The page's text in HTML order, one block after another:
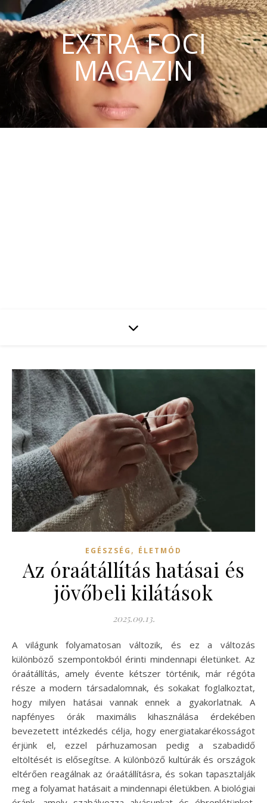
EXTRA FOCI
MAGAZIN
EGÉSZSÉG , ÉLETMÓD
Az óraátállítás hatásai és
jövőbeli kilátások
2025.09.13.
A világunk folyamatosan változik, és ez a változás
különböző szempontokból érinti mindennapi életünket. Az
óraátállítás, amely évente kétszer történik, már régóta
része a modern társadalomnak, és sokakat foglalkoztat,
hogy milyen hatásai vannak ennek a gyakorlatnak. A
napfényes órák maximális kihasználása érdekében
bevezetett intézkedés célja, hogy energiatakarékosságot
érjünk el, ezzel párhuzamosan pedig a szabadidő
eltöltését is elősegítse. A különböző kultúrák és országok
eltérően reagálnak az óraátállításra, és sokan tapasztalják
meg a folyamat hatásait a mindennapi életükben. A biológiai